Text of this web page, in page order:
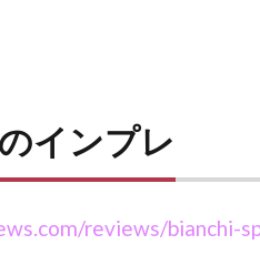
インプレ
reviews/bianchi-